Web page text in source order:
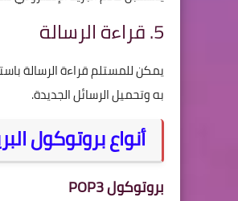
5. قراءة الرسالة
به وتحميل الرسائل الجديدة.
أنواع بروتوكول
بروتوكول POP3